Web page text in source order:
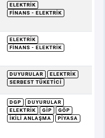
ELEKTRIK
FINANS - ELEKTRIK
ELEKTRIK
FINANS - ELEKTRIK
DUYURULAR
ELEKTRIK
SERBEST TÜKETICI
DGP
DUYURULAR
ELEKTRIK
GİP
GÖP
İKILI ANLAŞMA
PIYASA